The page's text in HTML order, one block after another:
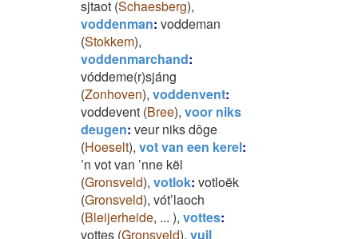
sjtaot (Schaesberg),
voddenman: voddeman
(Stokkem),
voddenmarchand:
vóddeme(r)sjáng
(Zonhoven), voddenvent:
voddevent (Bree), voor niks
deugen: veur niks dôge
(Hoeselt), vot van een kerel:
’n vot van ’nne kël
(Gronsveld), votlok: votloëk
(Gronsveld), vót’laoch
(Bleijerheide, ... ), vottes:
vottes (Gronsveld), vuil